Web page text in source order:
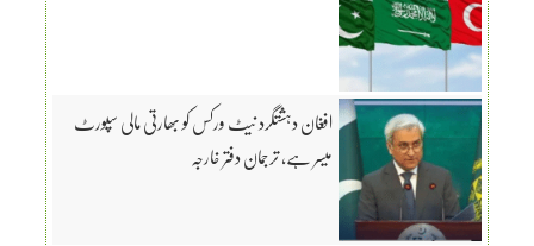
افغان دہشتگرد نیٹ ورکس کو بھارتی مالی سپورٹ
میسر ہے، ترجمان دفتر خارجہ